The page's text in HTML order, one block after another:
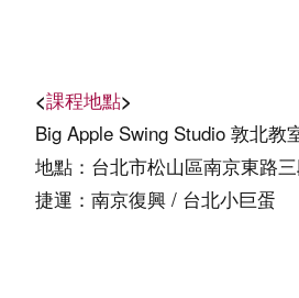
<課程地點>
Big Apple Swing Studio 敦北教
地點：台北市松山區南京東路
捷運：南京復興 / 台北小巨蛋